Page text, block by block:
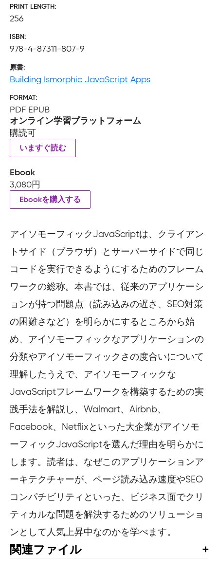
PRINT LENGTH
256
ISBN
978-4-87311-807-9
原書
Building Ismorphic JavaScript Apps
FORMAT
PDF EPUB
オンライン学習プラットフォーム
購読可
いますぐ読む
Ebook
3,080円
Ebookを購入する
アイソモーフィックJavaScriptは、クライアン
トサイド（ブラウザ）とサーバーサイドで同じ
コードを実行できるようにするためのフレーム
ワークの総称。本書では、従来のアプリケーシ
ョンが持つ問題点（読み込みの遅さ、SEO対策
の困難さなど）を明らかにするところから始
め、アイソモーフィックなアプリケーションの
分類やアイソモーフィックさの度合いについて
理解したうえで、アイソモーフィックな
JavaScriptフレームワークを構築するための実
践手法を解説し、Walmart、Airbnb、
Facebook、Netflixといった大企業がアイソモ
ーフィックJavaScriptを選んだ理由を明らかに
します。読者は、なぜこのアプリケーションア
ーキテクチャーが、ページ読み込み速度やSEO
コンパチビリティといった、ビジネス面でクリ
ティカルな問題を解決するためのソリューショ
ンとして人気上昇中なのかを学べます。
関連ファイル